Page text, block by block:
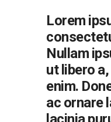
Lorem
Nullam
ut libero
enim.
ac ornare